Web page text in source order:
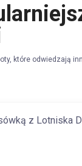
które odwiedzają
z Lotniska